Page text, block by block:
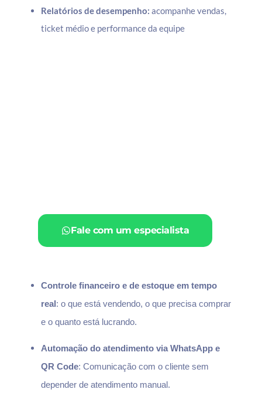
Relatórios de desempenho: acompanhe vendas,
ticket médio e performance da equipe
Fale com um especialista
Controle financeiro e de estoque em tempo
real: o que está vendendo, o que precisa comprar
e o quanto está lucrando.
Automação do atendimento via WhatsApp e
QR Code: Comunicação com o cliente sem
depender de atendimento manual.